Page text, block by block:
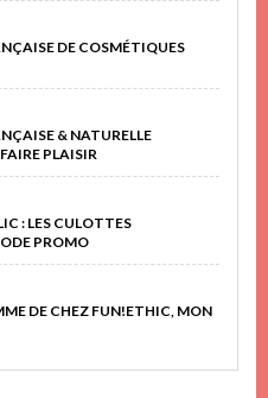
DE COSMÉTIQUES
& NATURELLE
PLAISIR
: LES CULOTTES
PROMO
DE CHEZ FUN!ETHIC, MON